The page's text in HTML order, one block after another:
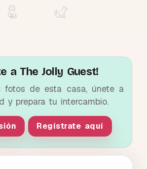
a The Jolly Guest!
fotos de esta casa, únete a
y prepara tu intercambio.
Regístrate aquí